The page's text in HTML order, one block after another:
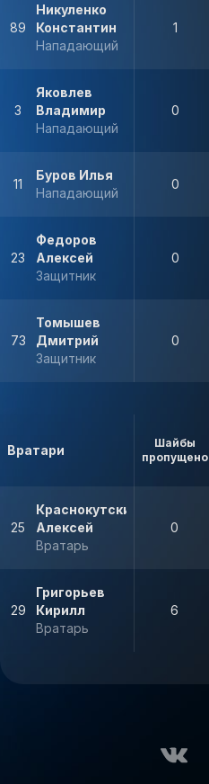
89
Никуленко
Константин
Нападающий
1
3
Яковлев
Владимир
Нападающий
0
11
Буров Илья
Нападающий
0
23
Федоров
Алексей
Защитник
0
73
Томышев
Дмитрий
Защитник
0
Вратари
Шайбы
пропущено
25
Краснокутский
Алексей
Вратарь
0
29
Григорьев
Кирилл
Вратарь
6